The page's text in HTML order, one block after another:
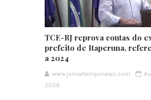
TCE-RJ reprova contas do
prefeito de Itaperuna,
a 2024
www.jornaltemponews.com
2026